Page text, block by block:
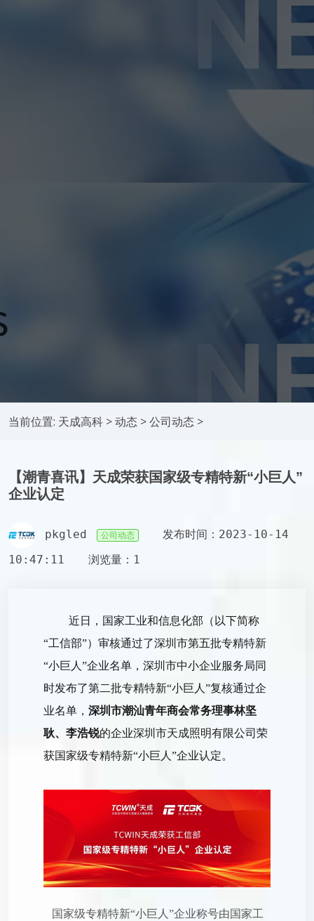
当前位置: 天成高科 >动态 >公司动态 >
【潮青喜讯】天成荣获国家级专精特新“小巨人”
企业认定
pkgled 公司动态
发布时间：2023-10-14
10:47:11
浏览量：1
近日，国家工业和信息化部（以下简称
“工信部”）审核通过了深圳市第五批专精特新
“小巨人”企业名单， 深圳市中小企业服务局同
时发布了第二批专精特新“小巨人”复核通过企
业名单， 深圳市潮汕青年商会常务理事林坚
耿、李浩锐的企业深圳市天成照明有限公司荣
获国家级专精特新“小巨人”企业认定。
国家级专精特新“小巨人”企业称号由国家工